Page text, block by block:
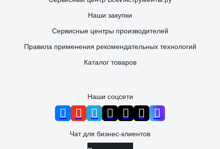
Наши закупки
Сервисные центры производителей
Правила применения рекомендательных технологий
Каталог товаров
Наши соцсети
Чат для бизнес-клиентов